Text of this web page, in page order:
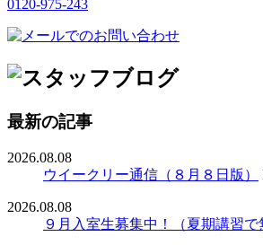
0120-975-243
最新の記事
2026.08.08
ウイークリー通信（８月８日版）
2026.08.08
９月入室生募集中！（夏期講習で